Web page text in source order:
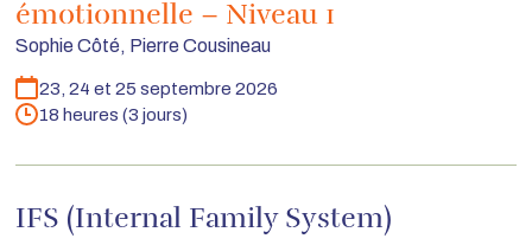
émotionnelle – Niveau 1
Sophie Côté, Pierre Cousineau
Dates23, 24 et 25 septembre 2026
Durée18 heures (3 jours)
IFS (Internal Family System)